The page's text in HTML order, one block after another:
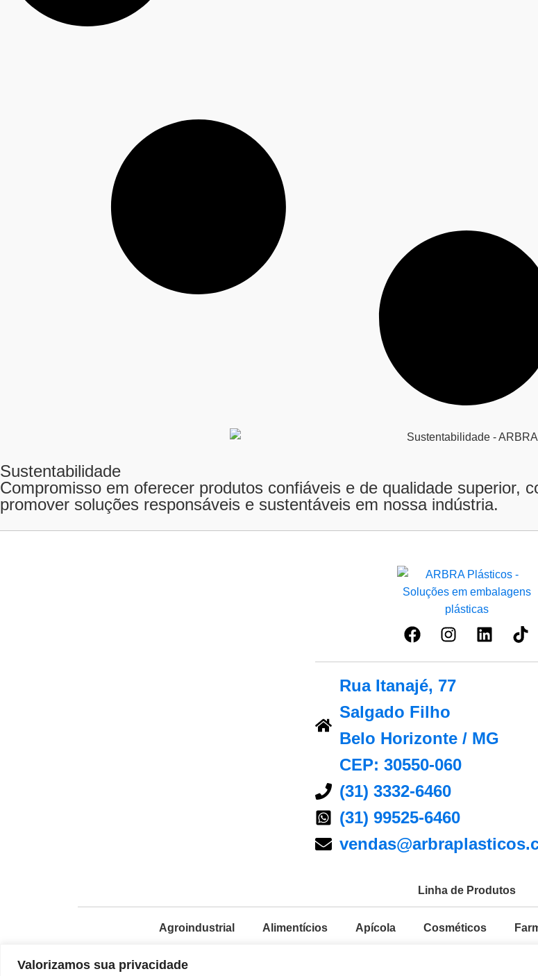
Valorizamos sua privacidade
Sustentabilidade
Compromisso em oferecer produtos confiáveis e de qualidade superior,
promover soluções responsáveis e sustentáveis em nossa indústria.
Rua Itanajé, 77
Salgado Filho
Belo Horizonte / MG
CEP: 30550-060
(31) 3332-6460
(31) 99525-6460
Linha de Produtos
Agroindustrial Alimentícios Apícola Cosméticos